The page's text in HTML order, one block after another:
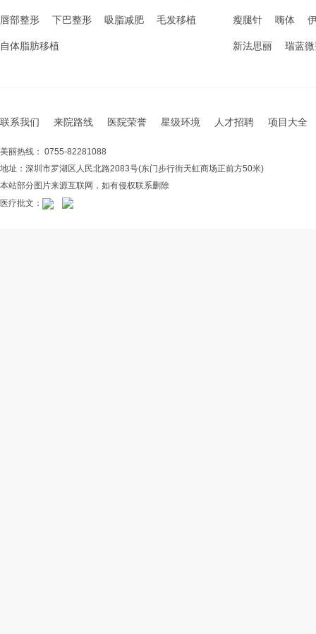
唇部整形 下巴整形 吸脂减肥 毛发移植
自体脂肪移植
瘦腿针 嗨体
新法思丽 瑞蓝
联系我们 来院路线 医院荣誉 星级环境 人才招聘 项目大全
美丽热线： 0755-82281088
地址：深圳市罗湖区人民北路2083号(东门步行街天虹商场正前方50米)
本站部分图片来源互联网，如有侵权联系删除
医疗批文：